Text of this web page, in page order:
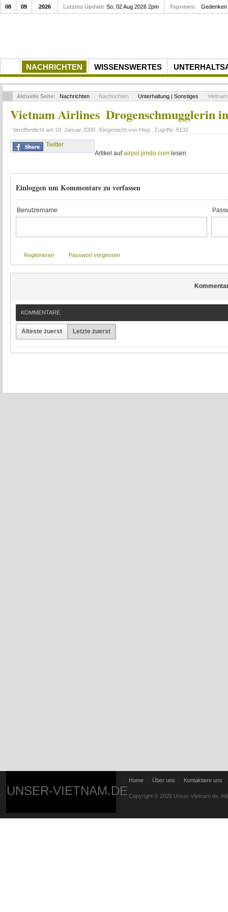
NACHRICHTEN WISSENSWERTES
08 09 2026 Letztes Update So, 02 Aug 2026 2pm Topnews: Gedenken
Aktuelle Seite: Nachrichten Nachrichten Unterhaltung | Sonstiges
Vietnam Airlines  Drogenschmugglerin
Veröffentlicht am 18. Januar 2009 Eingereicht von Hiep Zugriffe: 5132
Twitter
Artikel aufairpol.jimdo.com lesen.
Einloggen um Kommentare zu verfassen
Benutzername
Registrieren Passwort vergessen
KOMMENTARE
Älteste zuerst Letzte zuerst
UNSER-VIETNAM.DE
Home Über uns Kontaktiere uns
Copyright © 2026 Unser-Vietnam.de.